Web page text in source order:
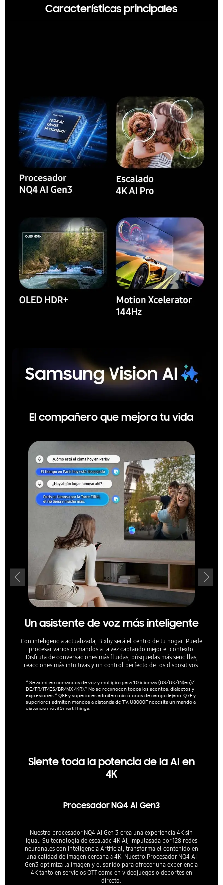
Características principales
El compañero que mejora tu vida
Un asistente de voz más inteligente
Con inteligencia actualizada, Bixby será el centro de tu hogar. Puede
procesar varios comandos a la vez captando mejor el contexto.
Disfruta de conversaciones más fluidas, búsquedas más sencillas,
reacciones más intuitivas y un control perfecto de los dispositivos.
* Se admiten comandos de voz y multigiro para 10 idiomas (US/UK/IN(en)/
DE/FR/IT/ES/BR/MX/KR).* No se reconocen todos los acentos, dialectos y
expresiones.* Q8F y superiores admiten micrófonos de campo lejano. Q7F y
superiores admiten mandos a distancia de TV. U8000F necesita un mando a
distancia móvil SmartThings.
Siente toda la potencia de la AI en
4K
Procesador NQ4 AI Gen3
Nuestro procesador NQ4 AI Gen 3 crea una experiencia 4K sin
igual. Su tecnología de escalado 4K AI, impulasada por 128 redes
neuronales con Inteligencia Artificial, transforma el contenido en
una calidad de imagen cercana a 4K. Nuestro Procesador NQ4 AI
Gen3 optimiza la imagen y el sonido para ofrecer una experiencia
4K tanto en servicios OTT como en videojuegos o deportes en
directo.